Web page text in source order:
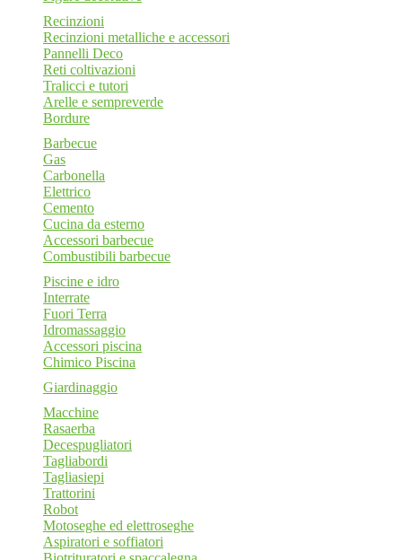
Recinzioni
Recinzioni metalliche e accessori
Pannelli Deco
Reti coltivazioni
Tralicci e tutori
Arelle e sempreverde
Bordure
Barbecue
Gas
Carbonella
Elettrico
Cemento
Cucina da esterno
Accessori barbecue
Combustibili barbecue
Piscine e idro
Interrate
Fuori Terra
Idromassaggio
Accessori piscina
Chimico Piscina
Giardinaggio
Macchine
Rasaerba
Decespugliatori
Tagliabordi
Tagliasiepi
Trattorini
Robot
Motoseghe ed elettroseghe
Aspiratori e soffiatori